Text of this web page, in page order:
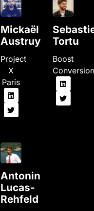
Mickaël
Austruy
Project
X
Paris
Tortu
Boost
Conversion
Antonin
Lucas-
Rehfeld